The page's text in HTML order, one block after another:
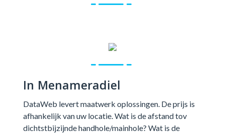
In Menameradiel
DataWeb levert maatwerk oplossingen. De prijs is
afhankelijk van uw locatie. Wat is de afstand tov
dichtstbijzijnde handhole/mainhole? Wat is de